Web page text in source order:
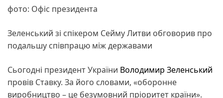
фото: Офіс президента
Зеленський зі спікером Сейму Литви обговорив про
подальшу співпрацю між державами
Сьогодні президент України Володимир Зеленський
провів Ставку. За його словами, «оборонне
виробництво – це безумовний пріоритет країни».